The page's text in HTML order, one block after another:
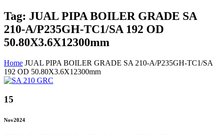
Tag: JUAL PIPA BOILER GRADE SA
210-A/P235GH-TC1/SA 192 OD
50.80X3.6X12300mm
Home JUAL PIPA BOILER GRADE SA 210-A/P235GH-TC1/SA
192 OD 50.80X3.6X12300mm
15
Nov2024